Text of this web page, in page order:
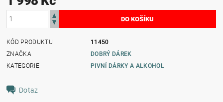
KÓD PRODUKTU
11450
ZNAČKA
DOBRÝ DÁREK
KATEGORIE
PIVNÍ DÁRKY A ALKOHOL
Dotaz